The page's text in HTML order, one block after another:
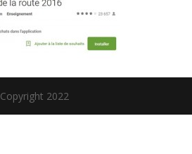
Copyright 2022